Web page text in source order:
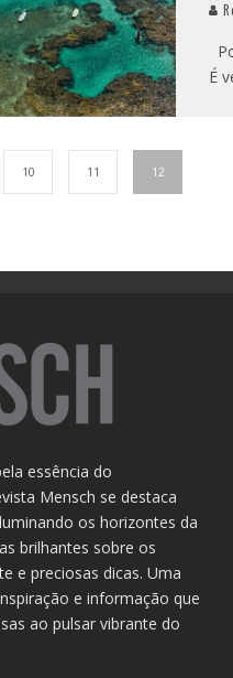
É
10 11 12
essência do
Mensch se destaca
os horizontes da
brilhantes sobre os
e preciosas dicas. Uma
e informação que
ao pulsar vibrante do